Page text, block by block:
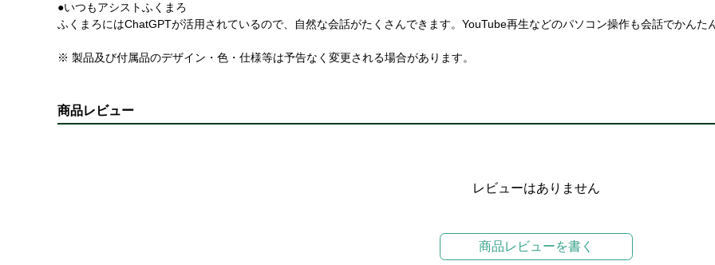
●いつもアシストふくまろ
ふくまろにはChatGPTが活用されているので、自然な会話がたくさんできます。YouTube再生などのパソコン操作も会話でかんた
※ 製品及び付属品のデザイン・色・仕様等は予告なく変更される場合があります。
商品レビュー
レビューはありません
商品レビューを書く